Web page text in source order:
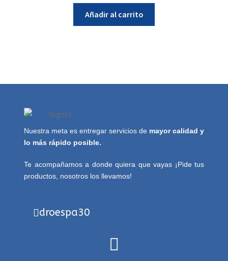
Añadir al carrito
Nuestra meta es entregar servicios de mayor calidad y
lo más rápido posible.
Te acompañamos a donde quiera que vayas ¡Pide tus
productos, nosotros los llevamos!
droespa30